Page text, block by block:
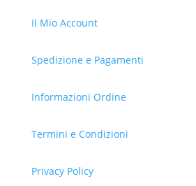
Il Mio Account
Spedizione e Pagamenti
Informazioni Ordine
Termini e Condizioni
Privacy Policy